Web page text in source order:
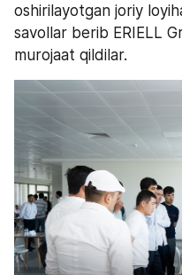
oshirilayotgan joriy
savollar berib ERIELL
murojaat qildilar.